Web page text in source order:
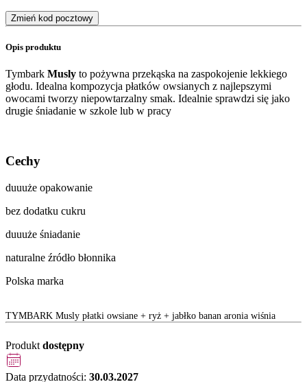
Zmień kod pocztowy
Opis produktu
Tymbark Musly to pożywna przekąska na zaspokojenie lekkiego
głodu. Idealna kompozycja płatków owsianych z najlepszymi
owocami tworzy niepowtarzalny smak. Idealnie sprawdzi się jako
drugie śniadanie w szkole lub w pracy
Cechy
duuuże opakowanie
bez dodatku cukru
duuuże śniadanie
naturalne źródło błonnika
Polska marka
TYMBARK Musly płatki owsiane + ryż + jabłko banan aronia wiśnia
Produkt dostępny
Data przydatności: 30.03.2027